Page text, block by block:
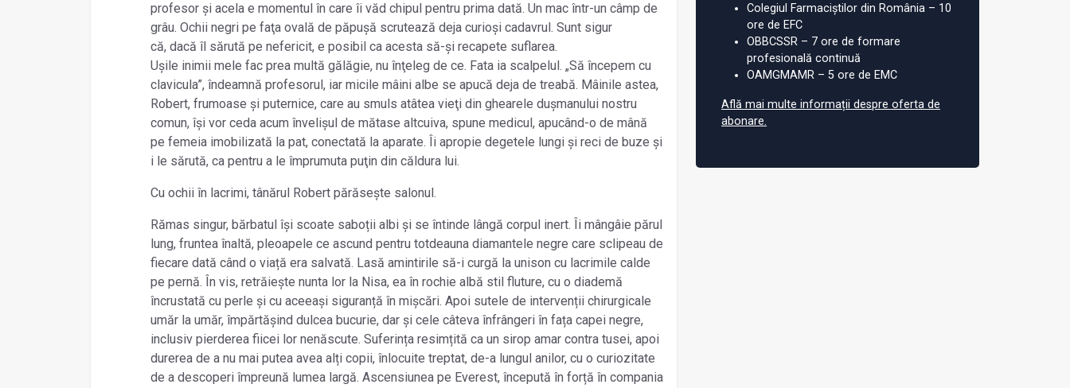
profesor și acela e momentul în care îi văd chipul pentru prima dată. Un mac într-un câmp de
grâu. Ochii negri pe faţa ovală de păpușă scrutează deja curioși cadavrul. Sunt sigur
că, dacă îl sărută pe nefericit, e posibil ca acesta să-și recapete suflarea.
Ușile inimii mele fac prea multă gălăgie, nu înţeleg de ce. Fata ia scalpelul. „Să începem cu
clavicula”, îndeamnă profesorul, iar micile mâini albe se apucă deja de treabă. Mâinile astea,
Robert, frumoase și puternice, care au smuls atâtea vieţi din ghearele dușmanului nostru
comun, își vor ceda acum învelișul de mătase altcuiva, spune medicul, apucând-o de mână
pe femeia imobilizată la pat, conectată la aparate. Îi apropie degetele lungi și reci de buze și
i le sărută, ca pentru a le împrumuta puţin din căldura lui.
Cu ochii în lacrimi, tânărul Robert părăsește salonul.
Rămas singur, bărbatul își scoate saboții albi și se întinde lângă corpul inert. Îi mângâie părul
lung, fruntea înaltă, pleoapele ce ascund pentru totdeauna diamantele negre care sclipeau de
fiecare dată când o viață era salvată. Lasă amintirile să-i curgă la unison cu lacrimile calde
pe pernă. În vis, retrăiește nunta lor la Nisa, ea în rochie albă stil fluture, cu o diademă
încrustată cu perle și cu aceeași siguranță în mișcări. Apoi sutele de intervenții chirurgicale
umăr la umăr, împărtășind dulcea bucurie, dar și cele câteva înfrângeri în fața capei negre,
inclusiv pierderea fiicei lor nenăscute. Suferința resimțită ca un sirop amar contra tusei, apoi
durerea de a nu mai putea avea alți copii, înlocuite treptat, de-a lungul anilor, cu o curiozitate
de a descoperi împreună lumea largă. Ascensiunea pe Everest, începută în forță în compania
Colegiul Farmaciștilor din România – 10
ore de EFC
OBBCSSR – 7 ore de formare
profesională continuă
OAMGMAMR – 5 ore de EMC
Află mai multe informații despre oferta de
abonare.